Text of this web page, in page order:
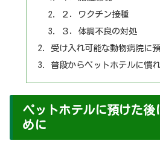
２．ワクチン接種
３．体調不良の対処
受け入れ可能な動物病院に
普段からペットホテルに慣
ペットホテルに預けた後
めに